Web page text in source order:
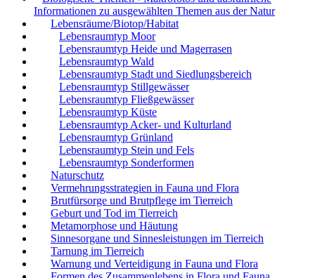
Informationen zu ausgewählten Themen aus der Natur
Lebensräume/Biotop/Habitat
Lebensraumtyp Moor
Lebensraumtyp Heide und Magerrasen
Lebensraumtyp Wald
Lebensraumtyp Stadt und Siedlungsbereich
Lebensraumtyp Stillgewässer
Lebensraumtyp Fließgewässer
Lebensraumtyp Küste
Lebensraumtyp Acker- und Kulturland
Lebensraumtyp Grünland
Lebensraumtyp Stein und Fels
Lebensraumtyp Sonderformen
Naturschutz
Vermehrungsstrategien in Fauna und Flora
Brutfürsorge und Brutpflege im Tierreich
Geburt und Tod im Tierreich
Metamorphose und Häutung
Sinnesorgane und Sinnesleistungen im Tierreich
Tarnung im Tierreich
Warnung und Verteidigung in Fauna und Flora